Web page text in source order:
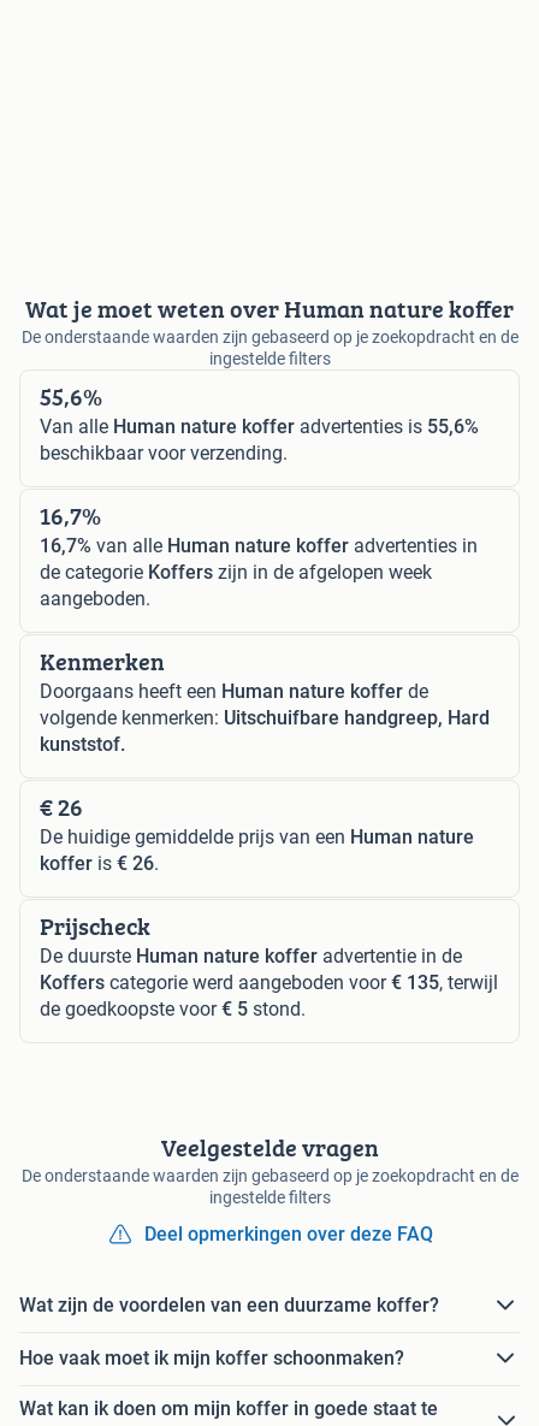
Wat je moet weten over Human nature koffer
De onderstaande waarden zijn gebaseerd op je zoekopdracht en de
ingestelde filters
55,6%
Van alle Human nature koffer advertenties is 55,6%
beschikbaar voor verzending.
16,7%
16,7% van alle Human nature koffer advertenties in
de categorie Koffers zijn in de afgelopen week
aangeboden.
Kenmerken
Doorgaans heeft een Human nature koffer de
volgende kenmerken: Uitschuifbare handgreep, Hard
kunststof.
€ 26
De huidige gemiddelde prijs van een Human nature
koffer is € 26.
Prijscheck
De duurste Human nature koffer advertentie in de
Koffers categorie werd aangeboden voor€ 135, terwijl
de goedkoopste voor€ 5 stond.
Veelgestelde vragen
De onderstaande waarden zijn gebaseerd op je zoekopdracht en de
ingestelde filters
Deel opmerkingen over deze FAQ
Wat zijn de voordelen van een duurzame koffer?
Hoe vaak moet ik mijn koffer schoonmaken?
Wat kan ik doen om mijn koffer in goede staat te